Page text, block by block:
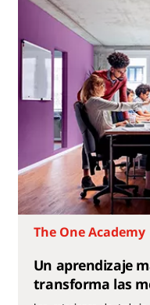
The One Academy
Un aprendizaje
transforma las